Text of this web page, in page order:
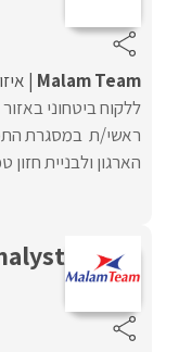
Malam Team
ללקוח ביטחוני
ראשי/ת במסגרת
הארגון ולבניית חזון